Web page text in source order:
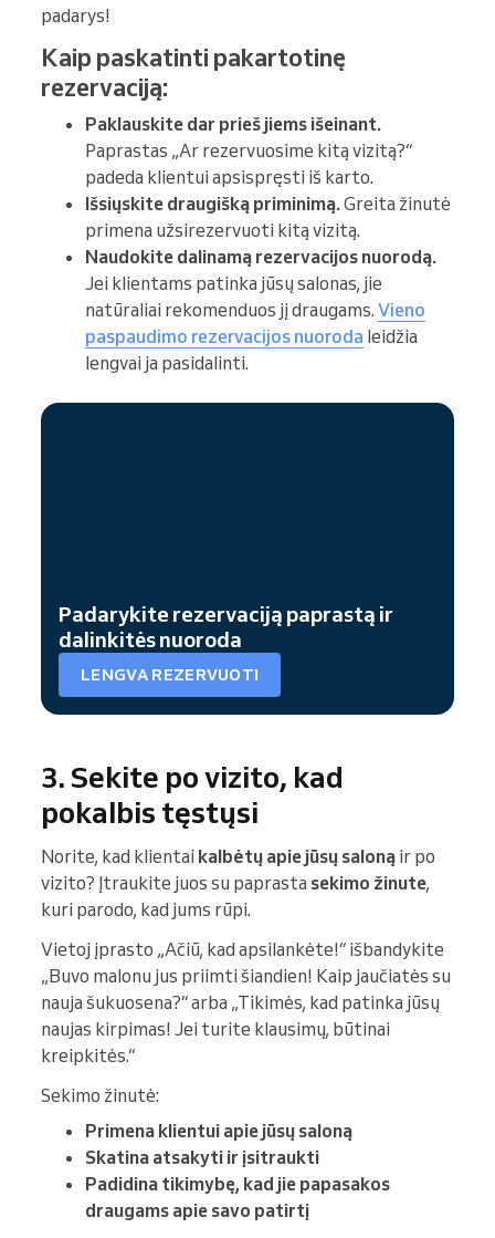
padarys!
Kaip paskatinti pakartotinę
rezervaciją:
Paklauskite dar prieš jiems išeinant.
Paprastas „Ar rezervuosime kitą vizitą?“
padeda klientui apsispręsti iš karto.
Išsiųskite draugišką priminimą.Greita žinutė
primena užsirezervuoti kitą vizitą.
Naudokite dalinamą rezervacijos nuorodą.
Jei klientams patinka jūsų salonas, jie
natūraliai rekomenduos jį draugams. Vieno
paspaudimo rezervacijos nuoroda leidžia
lengvai ja pasidalinti.
Padarykite rezervaciją paprastą ir
dalinkitės nuoroda
LENGVA REZERVUOTI
3. Sekite po vizito, kad
pokalbis tęstųsi
Norite, kad klientai kalbėtų apie jūsų saloną ir po
vizito? Įtraukite juos su paprasta sekimo žinute,
kuri parodo, kad jums rūpi.
Vietoj įprasto „Ačiū, kad apsilankėte!“ išbandykite
„Buvo malonu jus priimti šiandien! Kaip jaučiatės su
nauja šukuosena?“ arba „Tikimės, kad patinka jūsų
naujas kirpimas! Jei turite klausimų, būtinai
kreipkitės.“
Sekimo žinutė:
Primena klientui apie jūsų saloną
Skatina atsakyti ir įsitraukti
Padidina tikimybę, kad jie papasakos
draugams apie savo patirtį